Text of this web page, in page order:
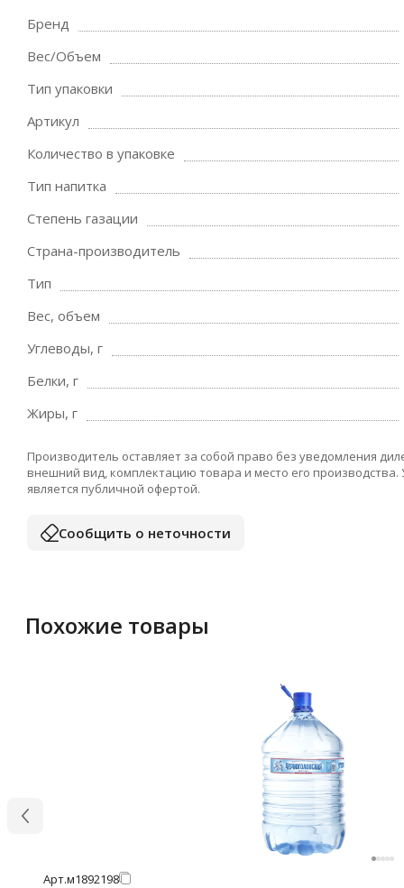
Бренд
Вес/Объем
Тип упаковки
Артикул
Количество в упаковке
Тип напитка
Степень газации
Страна-производитель
Тип
Вес, объем
Углеводы, г
Белки, г
Жиры, г
Производитель оставляет за собой право без уведомления
внешний вид, комплектацию товара и место его
является публичной офертой.
Сообщить о неточности
Похожие товары
Арт.м1892198